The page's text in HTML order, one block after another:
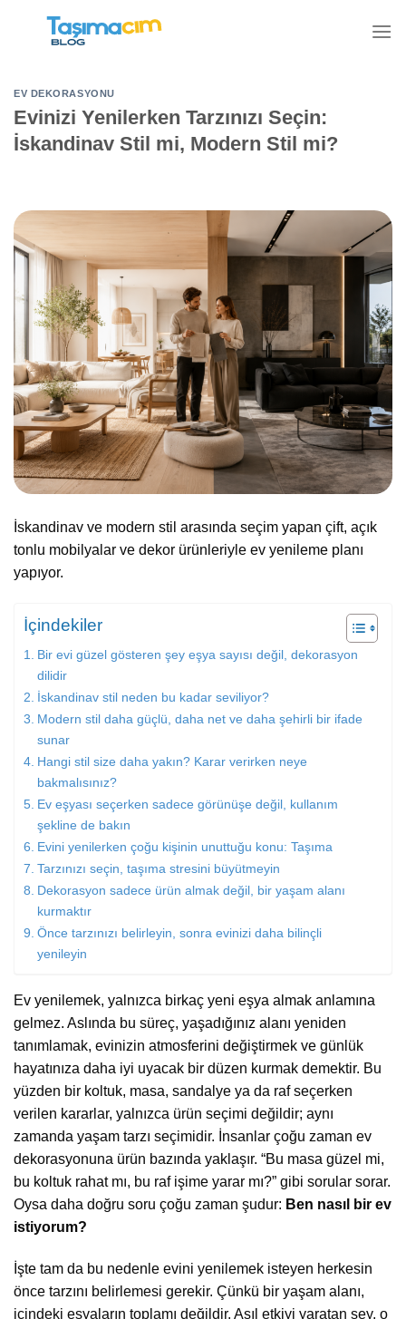
EV DEKORASYONU
Evinizi Yenilerken Tarzınızı Seçin:
İskandinav Stil mi, Modern Stil mi?
İskandinav ve modern stil arasında seçim yapan çift, açık
tonlu mobilyalar ve dekor ürünleriyle ev yenileme planı
yapıyor.
İçindekiler
Bir evi güzel gösteren şey eşya sayısı değil, dekorasyon
dilidir
İskandinav stil neden bu kadar seviliyor?
Modern stil daha güçlü, daha net ve daha şehirli bir ifade
sunar
Hangi stil size daha yakın? Karar verirken neye
bakmalısınız?
Ev eşyası seçerken sadece görünüşe değil, kullanım
şekline de bakın
Evini yenilerken çoğu kişinin unuttuğu konu: Taşıma
Tarzınızı seçin, taşıma stresini büyütmeyin
Dekorasyon sadece ürün almak değil, bir yaşam alanı
kurmaktır
Önce tarzınızı belirleyin, sonra evinizi daha bilinçli
yenileyin
Ev yenilemek, yalnızca birkaç yeni eşya almak anlamına
gelmez. Aslında bu süreç, yaşadığınız alanı yeniden
tanımlamak, evinizin atmosferini değiştirmek ve günlük
hayatınıza daha iyi uyacak bir düzen kurmak demektir. Bu
yüzden bir koltuk, masa, sandalye ya da raf seçerken
verilen kararlar, yalnızca ürün seçimi değildir; aynı
zamanda yaşam tarzı seçimidir. İnsanlar çoğu zaman ev
dekorasyonuna ürün bazında yaklaşır. “Bu masa güzel mi,
bu koltuk rahat mı, bu raf işime yarar mı?” gibi sorular sorar.
Oysa daha doğru soru çoğu zaman şudur: Ben nasıl bir ev
istiyorum?
İşte tam da bu nedenle evini yenilemek isteyen herkesin
önce tarzını belirlemesi gerekir. Çünkü bir yaşam alanı,
içindeki eşyaların toplamı değildir. Asıl etkiyi yaratan şey, o